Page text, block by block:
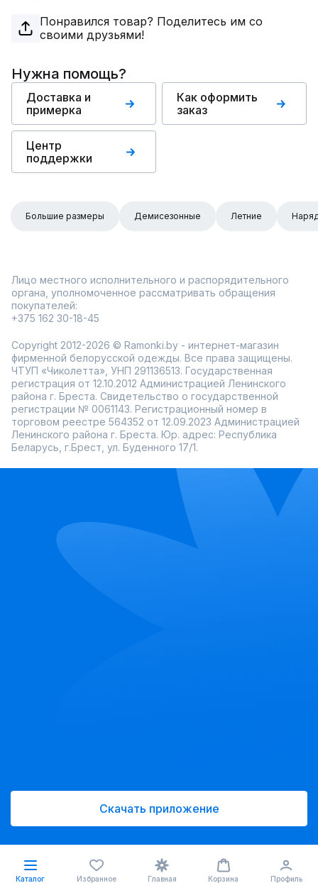
Понравился товар? Поделитесь им со
своими друзьями!
Нужна помощь?
Доставка и
примерка
Как оформить
заказ
Центр
поддержки
Большие размеры Демисезонные Летние
Лицо местного исполнительного и распорядительного
органа, уполномоченное рассматривать обращения
покупателей:
+375 162 30-18-45
Copyright 2012-2026 © Ramonki.by - интернет-магазин
фирменной белорусской одежды. Все права защищены.
ЧТУП «Чиколетта», УНП 291136513. Государственная
регистрация от 12.10.2012 Администрацией Ленинского
района г. Бреста. Свидетельство о государственной
регистрации № 0061143. Регистрационный номер в
торговом реестре 564352 от 12.09.2023 Администрацией
Ленинского района г. Бреста. Юр. адрес: Республика
Беларусь, г.Брест, ул. Буденного 17/1.
Скачать приложение
Каталог Избранное Главная Корзина Профиль